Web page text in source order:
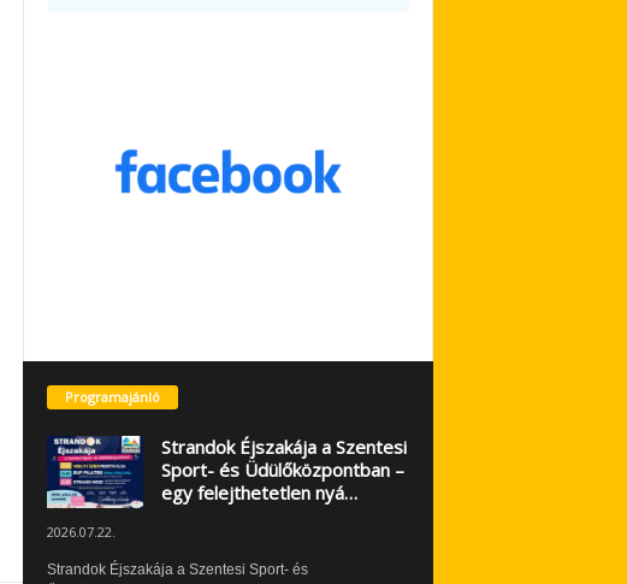
Programajánló
Strandok Éjszakája a Szentesi
Sport- és Üdülőközpontban –
egy felejthetetlen nyá…
2026.07.22.
Strandok Éjszakája a Szentesi Sport- és